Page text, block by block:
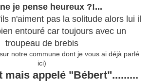
je pense heureux ?!...
n'aiment pas la solitude alors lui il
entouré car toujours avec un
troupeau de brebis
notre commune dont je vous ai déjà parlé
ici)
mais appelé "Bébert".........